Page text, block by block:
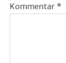
Kommentar *